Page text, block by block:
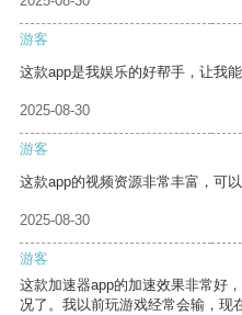
游客
这款app是我娱乐的好帮手，让我
2025-08-30
游客
这款app的视频资源非常丰富，可
2025-08-30
游客
这款加速器app的加速效果非常好
况了。我以前玩游戏经常会输，现